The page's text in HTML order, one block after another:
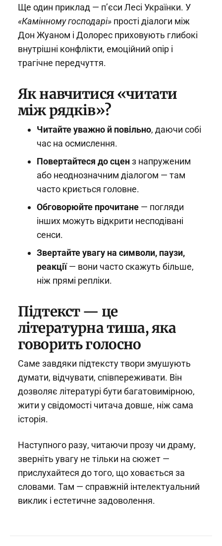
Ще один приклад — п’єси Лесі Українки. У
«Камінному господарі» прості діалоги між
Дон Жуаном і Долорес приховують глибокі
внутрішні конфлікти, емоційний опір і
трагічне передчуття.
Як навчитися «читати
між рядків»?
Читайте уважно й повільно, даючи собі
час на осмислення.
Повертайтеся до сценз напруженим
або неоднозначним діалогом — там
часто криється головне.
Обговорюйте прочитане — погляди
інших можуть відкрити несподівані
сенси.
Звертайте увагу на символи, паузи,
реакції— вони часто скажуть більше,
ніж прямі репліки.
Підтекст — це
літературна тиша, яка
говорить голосно
Саме завдяки підтексту твори змушують
думати, відчувати, співпереживати. Він
дозволяє літературі бути багатовимірною,
жити у свідомості читача довше, ніж сама
історія.
Наступного разу, читаючи прозу чи драму,
зверніть увагу не тільки на сюжет —
прислухайтеся до того, що ховається за
словами. Там — справжній інтелектуальний
виклик і естетичне задоволення.